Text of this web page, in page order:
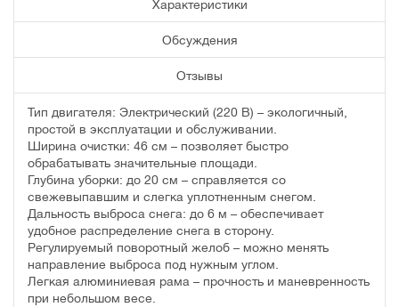
Характеристики
Обсуждения
Отзывы
Тип двигателя: Электрический (220 В) – экологичный,
простой в эксплуатации и обслуживании.
Ширина очистки: 46 см – позволяет быстро
обрабатывать значительные площади.
Глубина уборки: до 20 см – справляется со
свежевыпавшим и слегка уплотненным снегом.
Дальность выброса снега: до 6 м – обеспечивает
удобное распределение снега в сторону.
Регулируемый поворотный желоб – можно менять
направление выброса под нужным углом.
Легкая алюминиевая рама – прочность и маневренность
при небольшом весе.